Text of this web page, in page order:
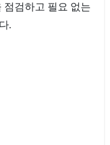
점검하고 필요 없는
.